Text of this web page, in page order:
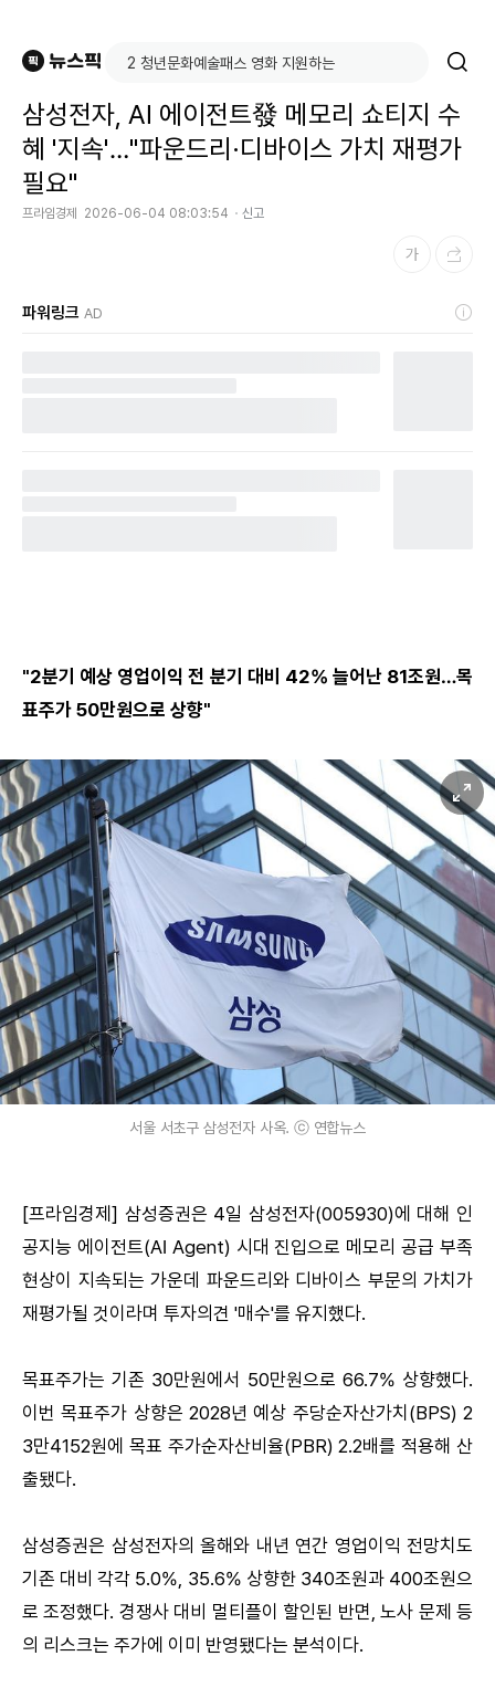
삼성전자, AI 에이전트發 메모리 쇼티지 수
혜 '지속'…"파운드리·디바이스 가치 재평가
필요"
프라임경제 2026-06-04 08:03:54 신고
파워링크 AD
"2분기 예상 영업이익 전 분기 대비 42% 늘어난 81조원…목
표주가 50만원으로 상향"
서울 서초구 삼성전자 사옥. ⓒ 연합뉴스
[프라임경제] 삼성증권은 4일 삼성전자(005930)에 대해 인
공지능 에이전트(AI Agent) 시대 진입으로 메모리 공급 부족
현상이 지속되는 가운데 파운드리와 디바이스 부문의 가치가
재평가될 것이라며 투자의견 '매수'를 유지했다.
목표주가는 기존 30만원에서 50만원으로 66.7% 상향했다.
이번 목표주가 상향은 2028년 예상 주당순자산가치(BPS) 2
3만4152원에 목표 주가순자산비율(PBR) 2.2배를 적용해 산
출됐다.
삼성증권은 삼성전자의 올해와 내년 연간 영업이익 전망치도
기존 대비 각각 5.0%, 35.6% 상향한 340조원과 400조원으
로 조정했다. 경쟁사 대비 멀티플이 할인된 반면, 노사 문제 등
의 리스크는 주가에 이미 반영됐다는 분석이다.